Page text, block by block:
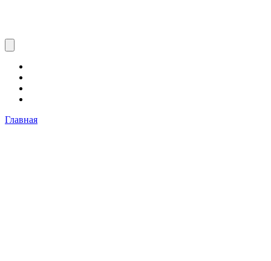
Главная